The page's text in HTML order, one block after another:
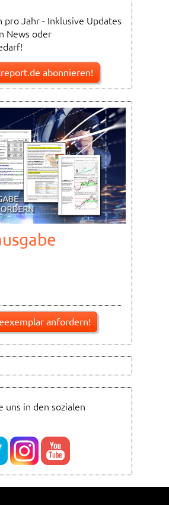
pro Jahr - Inklusive Updates
News oder
abonnieren!
uns in den sozialen